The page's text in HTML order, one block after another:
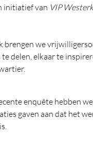
initiatief van VIP
we
delen, elkaar te
enquête hebben
gaven aan dat het